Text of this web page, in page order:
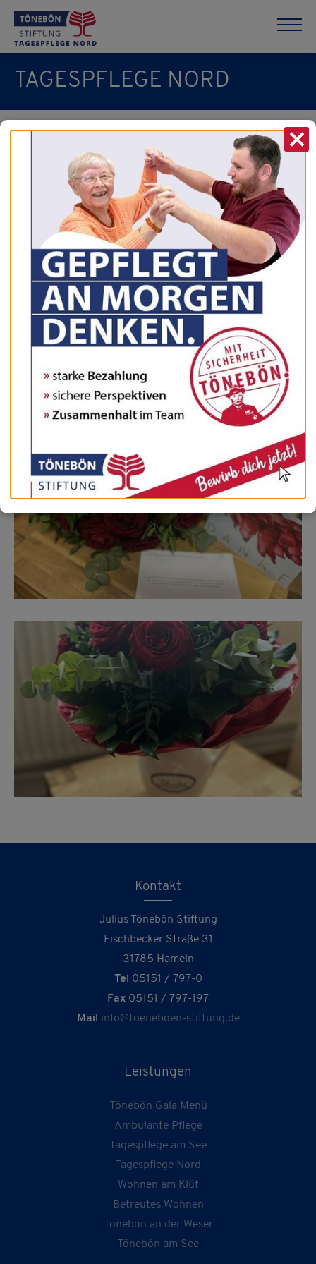
TAGESPFLEGE NORD
vorherige News nächste News
zur Übersicht
16.02.2024
Valentinstag-
Überraschung!
Absender unbekannt!
Zu unserer großen Überraschung erreichte uns am
Valentinstag ein wunderschöner großer Blumenstrauß mit
einer Dankeschön- Karte, Absender unbekannt!
Wir haben uns sehr gefreut!
Kontakt
Julius Tönebön Stiftung
Fischbecker Straße 31
31785 Hameln
Tel 05151 / 797-0
Fax 05151 / 797-197
Mail info@toeneboen-stiftung.de
Leistungen
Tönebön Gala Menü
Ambulante Pflege
Tagespflege am See
Tagespflege Nord
Wohnen am Klüt
Betreutes Wohnen
Tönebön an der Weser
Tönebön am See
X